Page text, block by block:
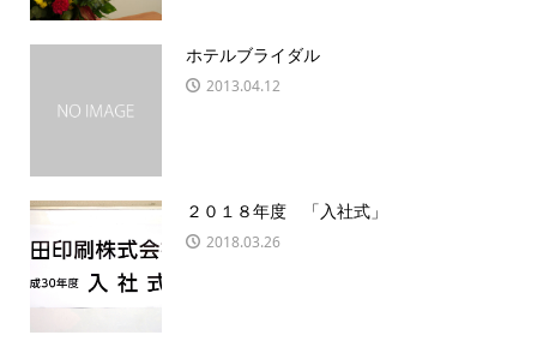
ホテルブライダル
2013.04.12
２０１８年度 「入社式」
2018.03.26